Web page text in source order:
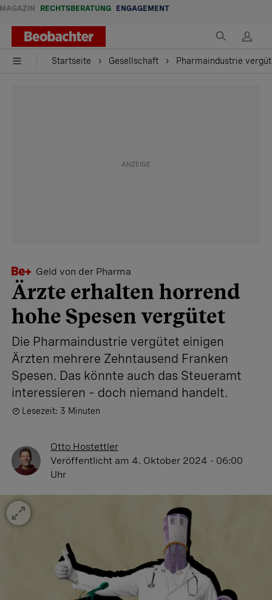
MAGAZIN RECHTSBERATUNG ENGAGEMENT
Startseite Gesellschaft Pharmaindustrie
Geld von der Pharma
Ärzte erhalten horrend
hohe Spesen vergütet
Die Pharmaindustrie vergütet einigen
Ärzten mehrere Zehntausend Franken
Spesen. Das könnte auch das Steueramt
interessieren – doch niemand handelt.
Lesezeit: 3 Minuten
Otto Hostettler
Veröffentlicht am 4. Oktober 2024 - 06:00
Uhr